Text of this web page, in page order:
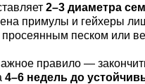
2–3 диаметра
примулы и гейхеры
песком или
правило —
4–6 недель до